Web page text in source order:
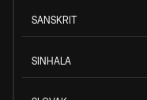
SANSKRIT
SINHALA